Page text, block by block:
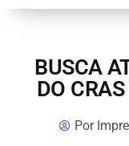
BUSCA
DO
Por